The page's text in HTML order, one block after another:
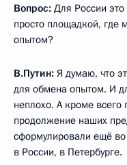
Вопрос: Для России
просто площадкой, где
опытом?
В.Путин: Я думаю, что
для обмена опытом. И
неплохо. А кроме всего
продолжение наших
сформулировали ещё
в России, в Петербурге.